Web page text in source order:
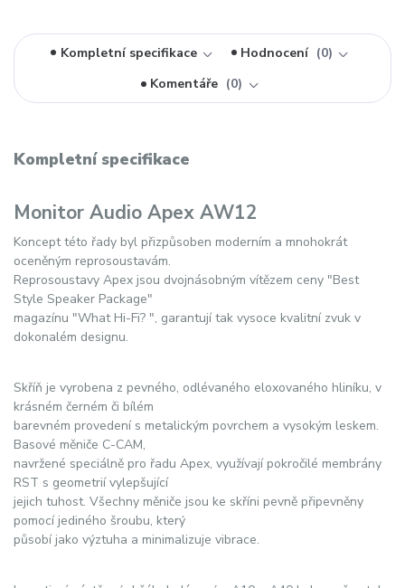
Kompletní specifikace Hodnocení
0
Komentáře
0
Kompletní specifikace
Monitor Audio Apex AW12
Koncept této řady byl přizpůsoben moderním a mnohokrát
oceněným reprosoustavám.
Reprosoustavy Apex jsou dvojnásobným vítězem ceny "Best
Style Speaker Package"
magazínu "What Hi-Fi? ", garantují tak vysoce kvalitní zvuk v
dokonalém designu.
Skříň je vyrobena z pevného, odlévaného eloxovaného hliníku, v
krásném černém či bílém
barevném provedení s metalickým povrchem a vysokým leskem.
Basové měniče C-CAM,
navržené speciálně pro řadu Apex, využívají pokročilé membrány
RST s geometrií vylepšující
jejich tuhost. Všechny měniče jsou ke skříni pevně připevněny
pomocí jediného šroubu, který
působí jako výztuha a minimalizuje vibrace.